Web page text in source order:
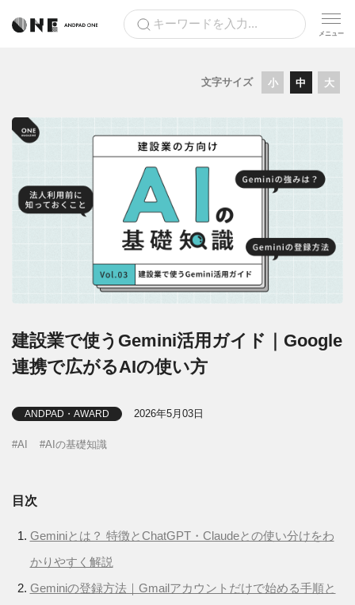
文字サイズ 小 中 大
建設業で使うGemini活用ガイド｜Google
連携で広がるAIの使い方
ANDPAD・AWARD 2026年5月03日
AI AIの基礎知識
目次
Geminiとは？ 特徴とChatGPT・Claudeとの使い分けをわ
かりやすく解説
Geminiの登録方法｜Gmailアカウントだけで始める手順と